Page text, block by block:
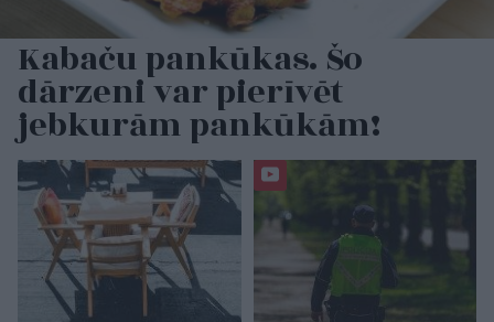
Kabaču pankūkas. Šo
dārzeni var pierīvēt
jebkurām pankūkām!